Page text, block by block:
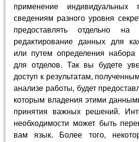
применение
сведениям разного уровня
предоставлять отдельно на
редактирование данных для
или путем определения набора
для отделов. Так вы будете
доступ к результатам,
анализе работы, будет
которым владения этими
принятия важных решений.
необходимости может быть
вам язык. Более того,